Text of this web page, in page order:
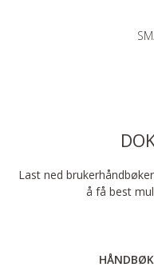
Last ned
å få best